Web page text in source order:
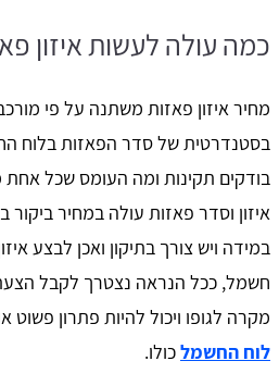
כמה עולה לעשות איזון
מחיר איזון פאזות משתנה על פי
בסטנדרטית של סדר הפאזות בלוח
בודקים תקינות ומה העומס שכל
במידה ויש צורך בתיקון ואכן לבצע
חשמל, ככל הנראה נצטרך לקבל
מקרה לגופו ויכול להיות פתרון פשוט
לוח החשמלכולו.